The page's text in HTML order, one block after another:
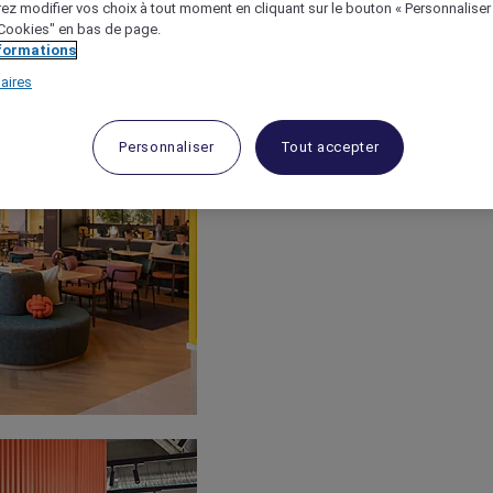
modifier vos choix à tout moment en cliquant sur le bouton «
en bas de page.
Personnaliser Tout accepter